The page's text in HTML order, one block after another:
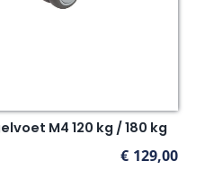
M4 120 kg / 180 kg
€ 129,00